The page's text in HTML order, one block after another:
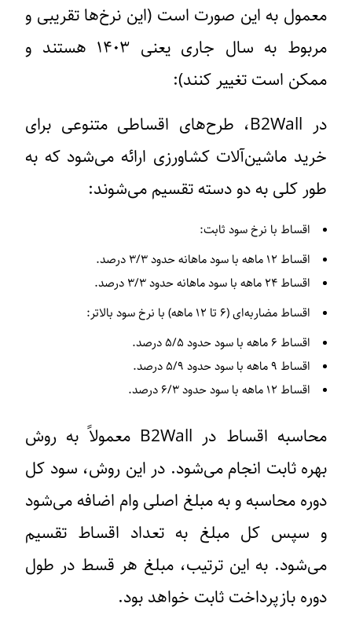
معمول به این صورت است (این نرخ‌ها تقریبی و
مربوط به سال جاری یعنی ۱۴۰۳ هستند و
ممکن است تغییر کنند):
در B2Wall، طرح‌های اقساطی متنوعی برای
خرید ماشین‌آلات کشاورزی ارائه می‌شود که به
طور کلی به دو دسته تقسیم می‌شوند:
اقساط با نرخ سود ثابت:
اقساط ۱۲ ماهه با سود ماهانه حدود ۳/۳ درصد.
اقساط ۲۴ ماهه با سود ماهانه حدود ۳/۳ درصد.
اقساط مضاربه‌ای (۶ تا ۱۲ ماهه) با نرخ سود بالاتر:
اقساط ۶ ماهه با سود حدود ۵/۵ درصد.
اقساط ۹ ماهه با سود حدود ۵/۹ درصد.
اقساط ۱۲ ماهه با سود حدود ۶/۳ درصد.
محاسبه اقساط در B2Wall معمولاً به روش
بهره ثابت انجام می‌شود. در این روش، سود کل
دوره محاسبه و به مبلغ اصلی وام اضافه می‌شود
و سپس کل مبلغ به تعداد اقساط تقسیم
می‌شود. به این ترتیب، مبلغ هر قسط در طول
دوره بازپرداخت ثابت خواهد بود.